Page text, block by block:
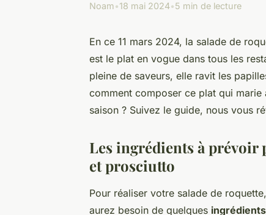
Noam•18 mai 2024•5 min de lecture
En ce 11 mars 2024, la salade de
est le plat en vogue dans tous les
pleine de saveurs, elle ravit les
comment composer ce plat qui
saison ? Suivez le guide, nous vous
Les ingrédients à prévoir
et prosciutto
Pour réaliser votre salade de
aurez besoin de quelques ingrédients